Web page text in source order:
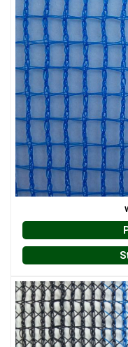
LƯỚI
LƯỚI